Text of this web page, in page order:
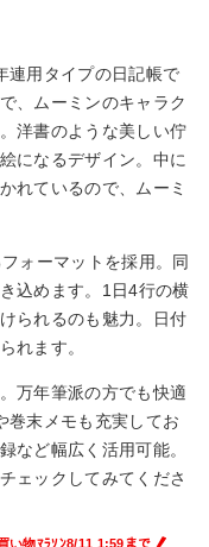
連用タイプの日記帳で
、ムーミンのキャラク
洋書のような美しい佇
になるデザイン。中に
れているので、ムーミ
ォーマットを採用。同
込めます。1日4行の横
られるのも魅力。日付
れます。
万年筆派の方でも快適
巻末メモも充実してお
など幅広く活用可能。
ェックしてみてくださ